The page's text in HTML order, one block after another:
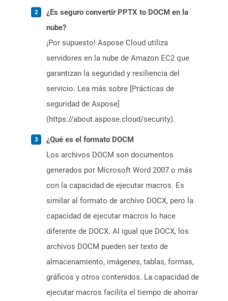
¿Es seguro convertir PPTX to DOCM en la
nube?
¡Por supuesto! Aspose Cloud utiliza
servidores en la nube de Amazon EC2 que
garantizan la seguridad y resiliencia del
servicio. Lea más sobre [Prácticas de
seguridad de Aspose]
(https://about.aspose.cloud/security).
¿Qué es el formato DOCM
Los archivos DOCM son documentos
generados por Microsoft Word 2007 o más
con la capacidad de ejecutar macros. Es
similar al formato de archivo DOCX, pero la
capacidad de ejecutar macros lo hace
diferente de DOCX. Al igual que DOCX, los
archivos DOCM pueden ser texto de
almacenamiento, imágenes, tablas, formas,
gráficos y otros contenidos. La capacidad de
ejecutar macros facilita el tiempo de ahorrar